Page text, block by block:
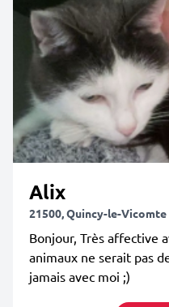
Alix
21500, Quincy-le-Vicomte
Bonjour, Très affective
animaux ne serait pas
jamais avec moi ;)